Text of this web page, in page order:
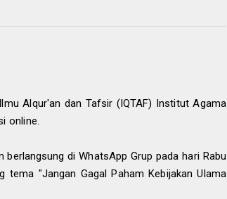
Alqur'an dan Tafsir (IQTAF) Institut Agama
online.
di WhatsApp Grup pada hari Rabu
tema "Jangan Gagal Paham Kebijakan Ulama